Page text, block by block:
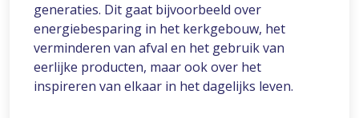
generaties. Dit gaat bijvoorbeeld over
energiebesparing in het kerkgebouw, het
verminderen van afval en het gebruik van
eerlijke producten, maar ook over het
inspireren van elkaar in het dagelijks leven.